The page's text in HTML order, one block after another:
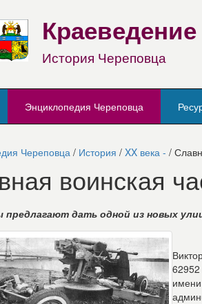
Краеведение
История Череповца
Энциклопедия Череповца
Череповца/ История / XX века - /
воинская
дать одной из новых
62952